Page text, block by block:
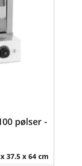
pølser -
37.5 x 64 cm